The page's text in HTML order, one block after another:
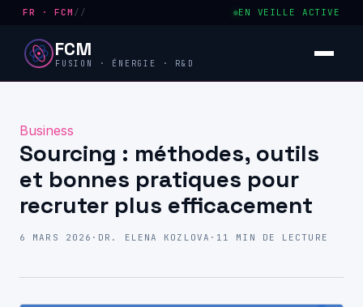
FR · FCM // EN VEILLE ACTIVE
FCM
FUSION · ÉNERGIE · R&D
Business
Sourcing : méthodes, outils
et bonnes pratiques pour
recruter plus efficacement
6 MARS 2026 · DR. ELENA KOZLOVA · 11 MIN DE LECTURE